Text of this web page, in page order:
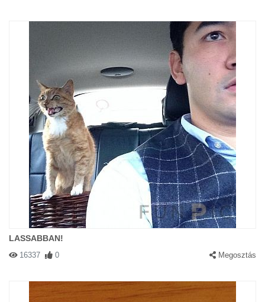
LASSABBAN!
16337 0 Megosztás